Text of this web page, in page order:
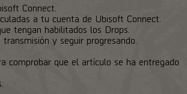
Connect.
a tu cuenta de Ubisoft Connect.
tengan habilitados los Drops.
y seguir progresando.
comprobar que el artículo se ha entregado